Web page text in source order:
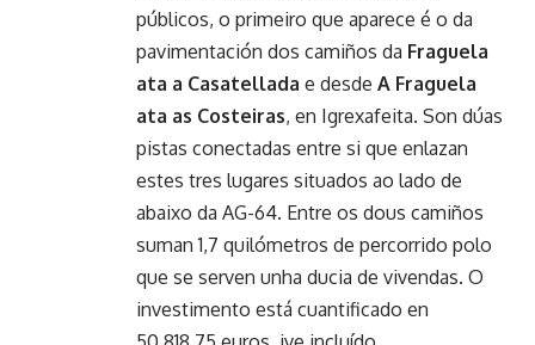
públicos, o primeiro que aparece é o da
pavimentación dos camiños da Fraguela
ata a Casatellada e desde A Fraguela
ata as Costeiras, en Igrexafeita. Son dúas
pistas conectadas entre si que enlazan
estes tres lugares situados ao lado de
abaixo da AG-64. Entre os dous camiños
suman 1,7 quilómetros de percorrido polo
que se serven unha ducia de vivendas. O
investimento está cuantificado en